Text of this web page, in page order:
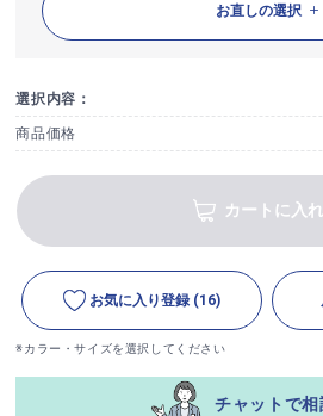
お直しの選択
選択内容：
商品価格
カートに入
お気に入り登録 (16)
※カラー・サイズを選択してください
チャットで相